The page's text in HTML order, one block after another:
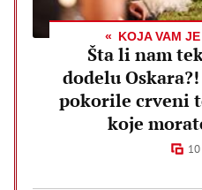
KOJA VAM
Šta li nam
dodelu
pokorile crveni
koje